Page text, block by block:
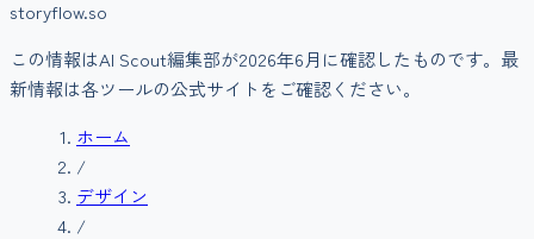
storyflow.so
この情報はAI Scout編集部が2026年6月 に確認したものです。最
新情報は各ツールの公式サイトをご確認ください。
ホーム
/
デザイン
/